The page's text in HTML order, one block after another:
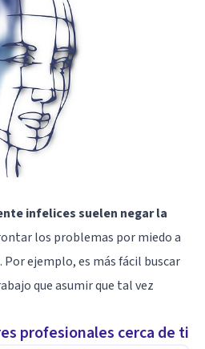
infelices suelen negar la
los problemas por miedo a
ejemplo, es más fácil buscar
que asumir que tal vez
profesionales cerca de ti